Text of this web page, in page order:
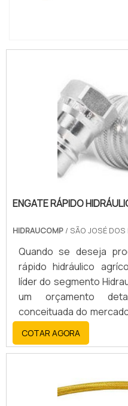
ENGATE RÁPIDO
HIDRAUCOMP / SÃO JOSÉ DOS
Quando se deseja
rápido hidráulico
líder do segmento
um orçamento
conceituada do
competente do
por engate rápido
os profissionais
pagamento com
COTAR AGORA